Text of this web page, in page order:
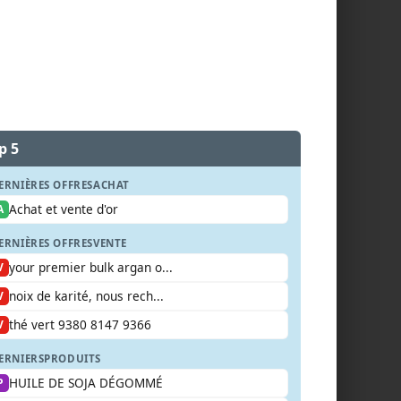
5
OFFRESACHAT
Achat et vente d'or
OFFRESVENTE
your premier bulk argan o...
noix de karité, nous rech...
thé vert 9380 8147 9366
PRODUITS
HUILE DE SOJA DÉGOMMÉ